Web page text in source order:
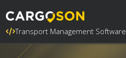
Transport Management Software